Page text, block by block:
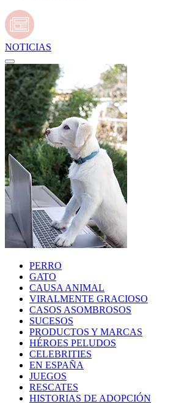
NOTICIAS
PERRO
GATO
CAUSA ANIMAL
VIRALMENTE GRACIOSO
CASOS ASOMBROSOS
SUCESOS
PRODUCTOS Y MARCAS
HÉROES PELUDOS
CELEBRITIES
EN ESPAÑA
JUEGOS
RESCATES
HISTORIAS DE ADOPCIÓN